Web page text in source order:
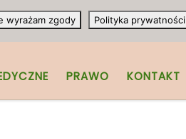
PRAWO KONTAKT
wyrażam zgody Polityka prywatności